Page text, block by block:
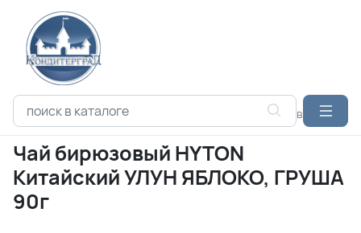
Каталог продукции Чай бирюзовый
Чай бирюзовый HYTON
Китайский УЛУН ЯБЛОКО, ГРУША
90г